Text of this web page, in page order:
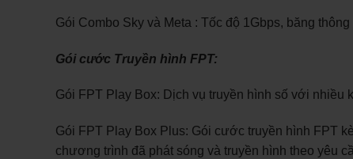
Gói Combo Sky và Meta : Tốc độ 1Gbps, băng
Gói cước Truyền hình FPT:
Gói FPT Play Box: Dịch vụ truyền hình số với
Gói FPT Play Box Plus: Gói cước truyền hình FPT
chương trình đã phát sóng và truyền hình theo yêu